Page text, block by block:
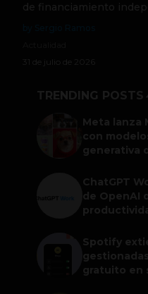
de financiamiento
31 de julio de 2026
TRENDING POSTS
Meta lanza
con
generativa
ChatGPT
de OpenAI
Spotify
gratuito en